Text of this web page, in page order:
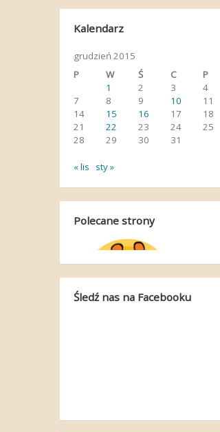
Kalendarz
grudzień 2015
P
W Ś C P
1
2 3 4
7
8 9 10 11
14
15 16 17 18
21
22 23 24 25
28
29 30 31
« lis sty »
Polecane strony
Śledź nas na Facebooku